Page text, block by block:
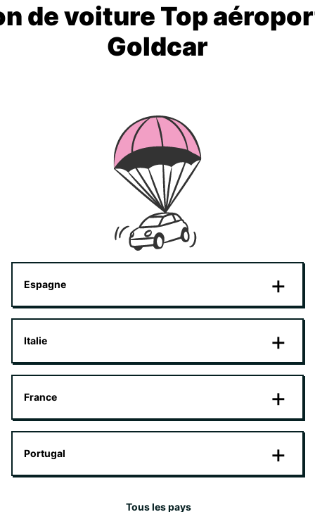
de voiture Top
Goldcar
Espagne
Italie
France
Portugal
Tous les pays